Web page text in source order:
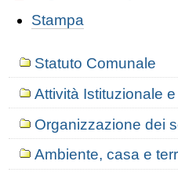
Stampa
Statuto Comunale
Attività Istituzionale
Organizzazione dei
Ambiente, casa e